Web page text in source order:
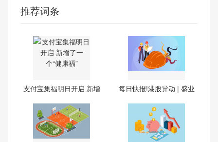
推荐词条
支付宝集福明日开启 新增
每日快报!港股异动 | 盛业